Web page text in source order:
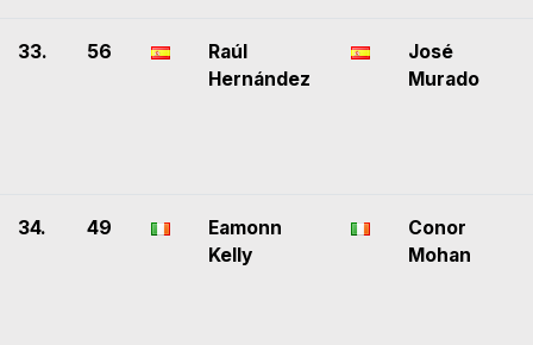
33. 56
Raúl
Hernández
José
Murado
34. 49
Eamonn
Kelly
Conor
Mohan